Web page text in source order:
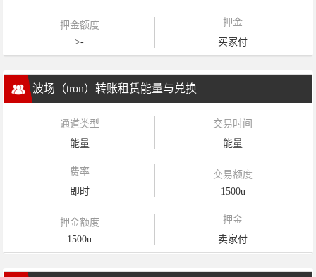
押金额度
>-
押金
买家付
波场（tron）转账租赁能量与兑换
通道类型
能量
交易时间
能量
费率
即时
交易额度
1500u
押金额度
1500u
押金
卖家付